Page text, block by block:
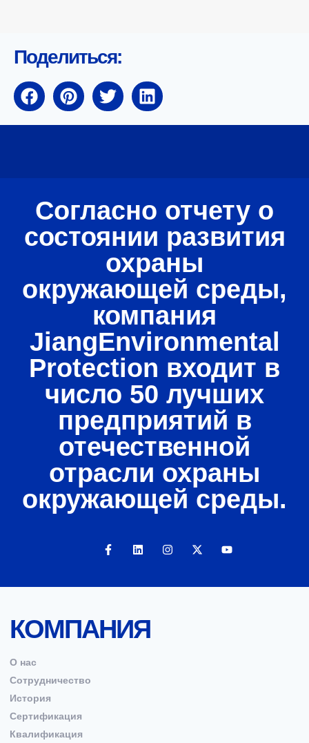
Поделиться:
Согласно отчету о
состоянии развития
охраны
окружающей среды,
компания
JiangEnvironmental
Protection входит в
число 50 лучших
предприятий в
отечественной
отрасли охраны
окружающей среды.
КОМПАНИЯ
О нас
Сотрудничество
История
Сертификация
Квалификация